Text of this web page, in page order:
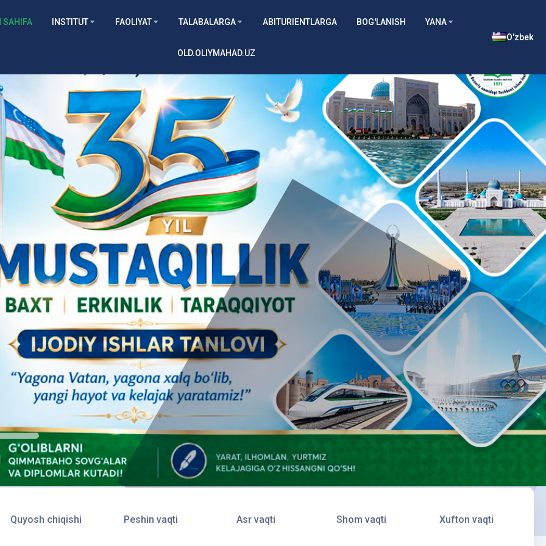
SAHIFA INSTITUT FAOLIYAT TALABALARGA ABITURIENTLARGA BOG'LANISH YANA
OLD.OLIYMAHAD.UZ
O'zbek
Quyosh chiqishi Peshin vaqti Asr vaqti Shom vaqti Xufton vaqti